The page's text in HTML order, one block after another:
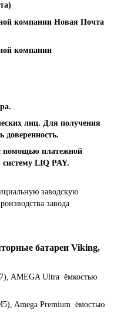
компании Новая Почта
компании
лиц. Для получения
доверенность.
помощью платежной
LIQ PAY.
заводскую
завода
батареи Viking,
AMEGA Ultra ёмкостью
Amega Premium ёмостью